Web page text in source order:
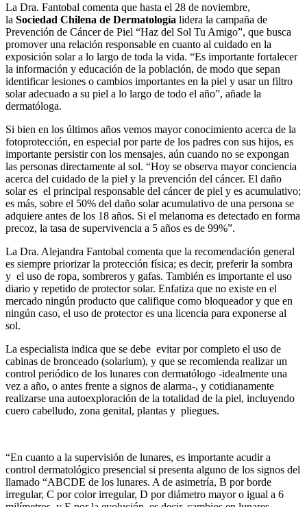
La Dra. Fantobal comenta que hasta el 28 de noviembre,
la Sociedad Chilena de Dermatología lidera la campaña de
Prevención de Cáncer de Piel “Haz del Sol Tu Amigo”, que busca
promover una relación responsable en cuanto al cuidado en la
exposición solar a lo largo de toda la vida. “Es importante fortalecer
la información y educación de la población, de modo que sepan
identificar lesiones o cambios importantes en la piel y usar un filtro
solar adecuado a su piel a lo largo de todo el año”, añade la
dermatóloga.
Si bien en los últimos años vemos mayor conocimiento acerca de la
fotoprotección, en especial por parte de los padres con sus hijos, es
importante persistir con los mensajes, aún cuando no se expongan
las personas directamente al sol. “Hoy se observa mayor conciencia
acerca del cuidado de la piel y la prevención del cáncer. El daño
solar es el principal responsable del cáncer de piel y es acumulativo;
es más, sobre el 50% del daño solar acumulativo de una persona se
adquiere antes de los 18 años. Si el melanoma es detectado en forma
precoz, la tasa de supervivencia a 5 años es de 99%”.
La Dra. Alejandra Fantobal comenta que la recomendación general
es siempre priorizar la protección física; es decir, preferir la sombra
y el uso de ropa, sombreros y gafas. También es importante el uso
diario y repetido de protector solar. Enfatiza que no existe en el
mercado ningún producto que califique como bloqueador y que en
ningún caso, el uso de protector es una licencia para exponerse al
sol.
La especialista indica que se debe evitar por completo el uso de
cabinas de bronceado (solarium), y que se recomienda realizar un
control periódico de los lunares con dermatólogo -idealmente una
vez a año, o antes frente a signos de alarma-, y cotidianamente
realizarse una autoexploración de la totalidad de la piel, incluyendo
cuero cabelludo, zona genital, plantas y pliegues.
“En cuanto a la supervisión de lunares, es importante acudir a
control dermatológico presencial si presenta alguno de los signos del
llamado “ABCDE de los lunares. A de asimetría, B por borde
irregular, C por color irregular, D por diámetro mayor o igual a 6